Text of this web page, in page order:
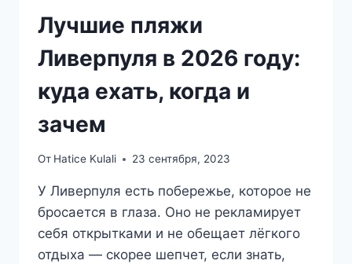
Лучшие пляжи
Ливерпуля в 2026 году:
куда ехать, когда и
зачем
От Hatice Kulali 23 сентября, 2023
У Ливерпуля есть побережье, которое не
бросается в глаза. Оно не рекламирует
себя открытками и не обещает лёгкого
отдыха — скорее шепчет, если знать,